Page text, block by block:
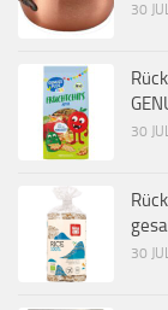
30
30
30